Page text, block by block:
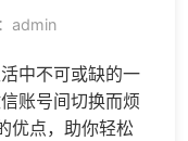
admin
中不可或缺的一
账号间切换而烦
优点，助你轻松